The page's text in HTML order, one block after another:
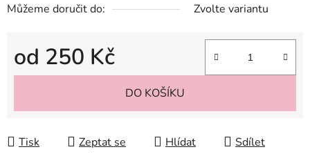
Můžeme doručit do:
Zvolte variantu
od 250 Kč
Měrná cena:
DO KOŠÍKU
Tisk Zeptat se Hlídat Sdílet